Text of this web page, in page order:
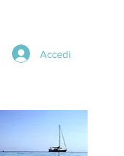
Accedi